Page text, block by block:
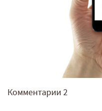
Комментарии 2